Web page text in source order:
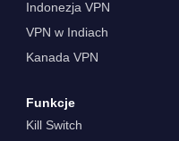
Indonezja VPN
VPN w Indiach
Kanada VPN
Funkcje
Kill Switch